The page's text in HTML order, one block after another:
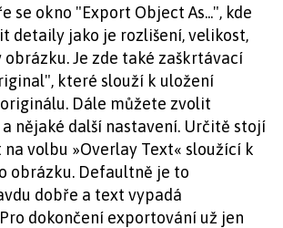
se okno "Export Object As...", kde
detaily jako je rozlišení, velikost,
Je zde také zaškrtávací
které slouží k uložení
Dále můžete zvolit
nějaké další nastavení. Určitě stojí
volbu »Overlay Text« sloužící k
obrázku. Defaultně je to
dobře a text vypadá
dokončení exportování už jen